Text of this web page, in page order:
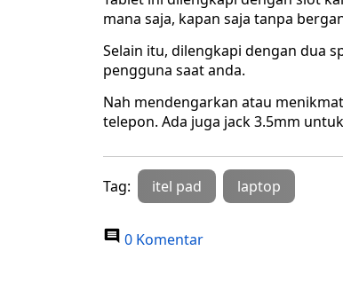
mana saja, kapan saja tanpa
Selain itu, dilengkapi dengan dua
pengguna saat anda.
Nah mendengarkan atau
telepon. Ada juga jack 3.5mm
Tag: itel pad laptop
0 Komentar